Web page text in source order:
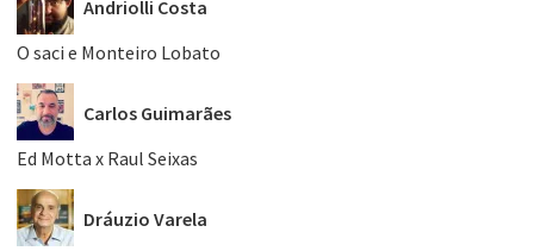
Andriolli Costa
O saci e Monteiro Lobato
Carlos Guimarães
Ed Motta x Raul Seixas
Dráuzio Varela